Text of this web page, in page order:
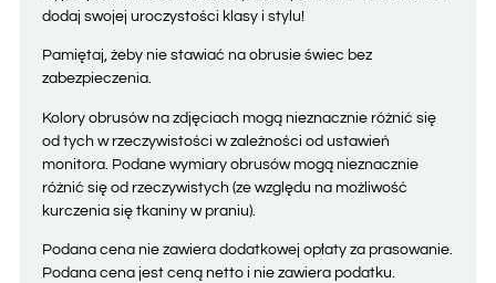
dodaj swojej uroczystości klasy i stylu!
Pamiętaj, żeby nie stawiać na obrusie świec bez
zabezpieczenia.
Kolory obrusów na zdjęciach mogą nieznacznie różnić się
od tych w rzeczywistości w zależności od ustawień
monitora. Podane wymiary obrusów mogą nieznacznie
różnić się od rzeczywistych (ze względu na możliwość
kurczenia się tkaniny w praniu).
Podana cena nie zawiera dodatkowej opłaty za prasowanie.
Podana cena jest ceną netto i nie zawiera podatku.